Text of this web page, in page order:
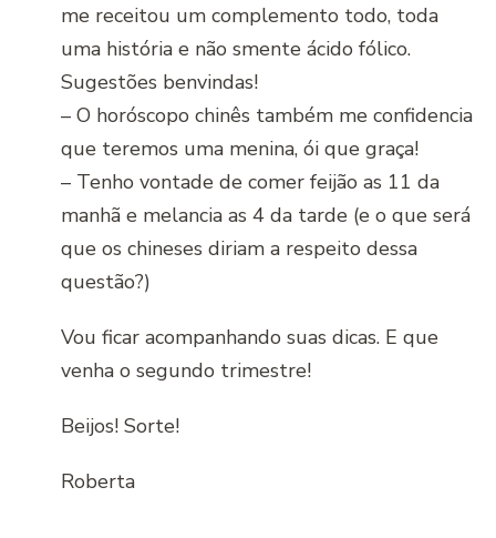
me receitou um complemento todo, toda
uma história e não smente ácido fólico.
Sugestões benvindas!
– O horóscopo chinês também me confidencia
que teremos uma menina, ói que graça!
– Tenho vontade de comer feijão as 11 da
manhã e melancia as 4 da tarde (e o que será
que os chineses diriam a respeito dessa
questão?)
Vou ficar acompanhando suas dicas. E que
venha o segundo trimestre!
Beijos! Sorte!
Roberta